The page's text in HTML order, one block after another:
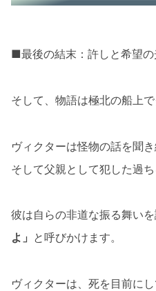
■最後の結末：許しと希望
そして、物語は極北の船上
ヴィクターは怪物の話を聞
そして父親として犯した過ち
彼は自らの非道な振る舞い
よ」 と呼びかけます。
ヴィクターは、死を目前に